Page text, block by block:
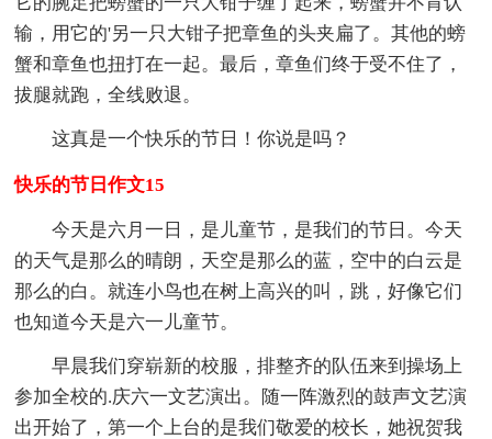
输，用它的'另一只大钳子把章鱼的头夹扁了。其他的螃
蟹和章鱼也扭打在一起。最后，章鱼们终于受不住了，
拔腿就跑，全线败退。
这真是一个快乐的节日！你说是吗？
快乐的节日作文15
今天是六月一日，是儿童节，是我们的节日。今天
的天气是那么的晴朗，天空是那么的蓝，空中的白云是
那么的白。就连小鸟也在树上高兴的叫，跳，好像它们
也知道今天是六一儿童节。
早晨我们穿崭新的校服，排整齐的队伍来到操场上
参加全校的.庆六一文艺演出。随一阵激烈的鼓声文艺演
出开始了，第一个上台的是我们敬爱的校长，她祝贺我